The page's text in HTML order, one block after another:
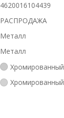
4620016104439
РАСПРОДАЖА
Металл
Металл
Хромированный
Хромированный